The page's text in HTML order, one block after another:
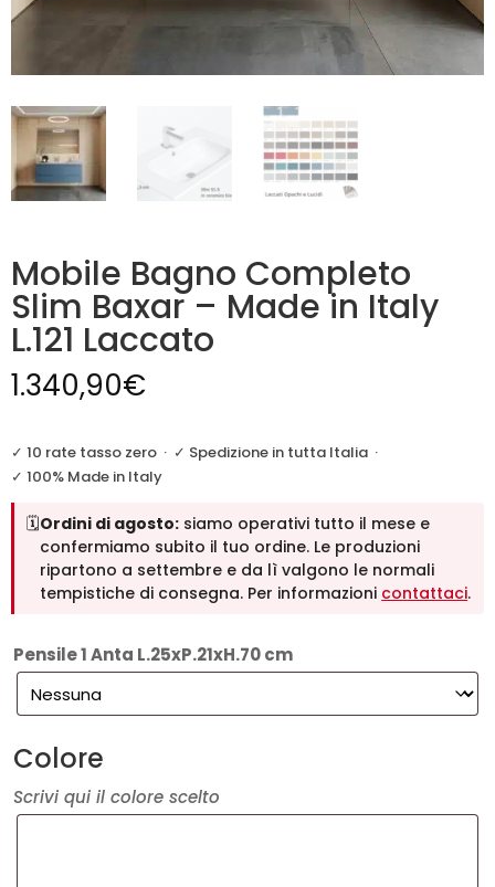
Mobile Bagno Completo
Slim Baxar – Made in Italy
L.121 Laccato
1.340,90€
✓ 10 rate tasso zero · ✓ Spedizione in tutta Italia ·
✓ 100% Made in Italy
🗓️Ordini di agosto: siamo operativi tutto il mese e
confermiamo subito il tuo ordine. Le produzioni
ripartono a settembre e da lì valgono le normali
tempistiche di consegna. Per informazioni contattaci.
Pensile 1 Anta L.25xP.21xH.70 cm
Colore
Scrivi qui il colore scelto